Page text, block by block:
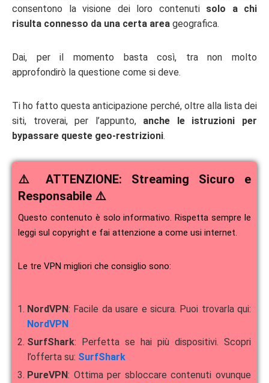
consentono la visione dei loro contenuti solo a chi
risulta connesso da una certa area geografica.
Dai, per il momento basta così, tra non molto
approfondirò la questione come si deve.
Ti ho fatto questa anticipazione perché, oltre alla lista dei
siti, troverai, per l’appunto, anche le istruzioni per
bypassare queste geo-restrizioni.
⚠️ ATTENZIONE: Streaming Sicuro e
Responsabile ⚠️
Questo contenuto è solo informativo. Rispetta sempre le
leggi sul copyright e fai attenzione a come usi internet.
Le tre VPN migliori che consiglio sono:
NordVPN: Facile da usare e sicura. Puoi trovarla qui:
NordVPN
SurfShark: Perfetta se hai più dispositivi. Scopri
l’offerta su: SurfShark
PureVPN: Ottima per sbloccare contenuti ovunque